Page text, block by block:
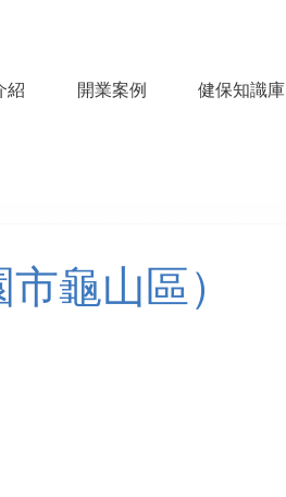
紹 開業案例 健保知識庫
龜山區）